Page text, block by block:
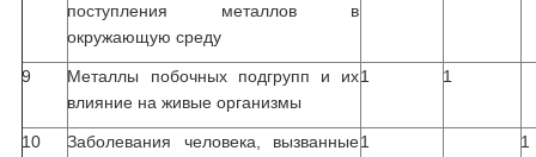
поступления металлов в
окружающую среду
9
Металлы побочных подгрупп и их
влияние на живые организмы
1 1
10
Заболевания человека, вызванные1 1